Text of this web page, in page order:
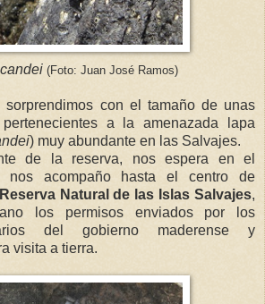
(Foto: Juan José Ramos)
con el tamaño de unas
a la amenazada lapa
) muy abundante en las Salvajes.
de la reserva, nos espera en el
nos acompaño hasta el centro de
Reserva Natural de las Islas Salvajes,
los permisos enviados por los
del gobierno maderense y
visita a tierra.